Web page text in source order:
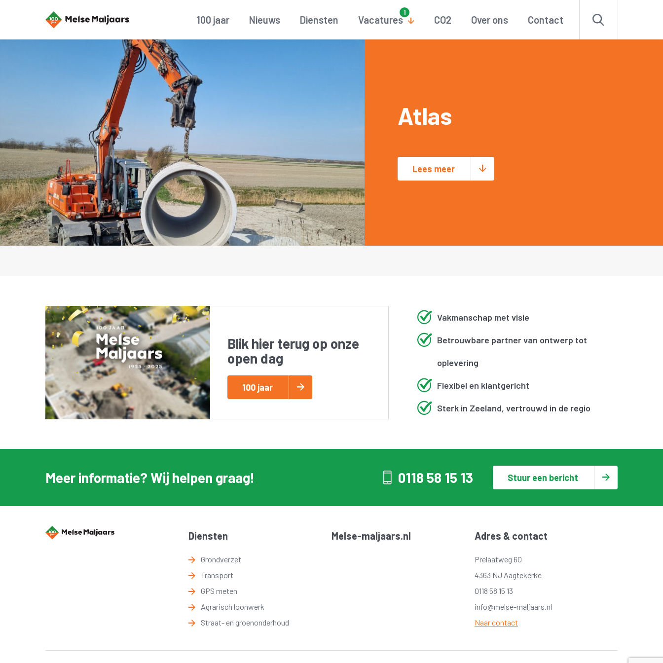
100 jaar Nieuws Diensten Vacatures CO2 Over ons Contact
Atlas
Lees meer
Blik hier terug op onze
open dag
100 jaar
Vakmanschap met visie
Betrouwbare partner van ontwerp tot
oplevering
Flexibel en klantgericht
Sterk in Zeeland, vertrouwd in de regio
Meer informatie? Wij helpen graag! 0118 58 15 13 Stuur een bericht
Diensten
Grondverzet
Transport
GPS meten
Agrarisch loonwerk
Straat- en groenonderhoud
Melse-maljaars.nl Adres & contact
Prelaatweg 60
4363 NJ Aagtekerke
0118 58 15 13
info@melse-maljaars.nl
Naar contact